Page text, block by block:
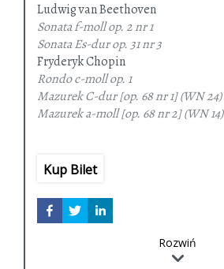
Ludwig van Beethoven
Sonata f-mollop. 2 nr 1
Sonata Es-dur op. 31 nr 3
Fryderyk Chopin
Rondo c-mollop. 1
Mazurek C-dur[op. 68 nr 1] (WN 24)
Mazurek a-moll[op. 68 nr 2] (WN 14)
Berceuse Des-dur
Ferenc Liszt
Au lac de Wallenstadt
Pastorale
Kup Bilet
Rozwiń